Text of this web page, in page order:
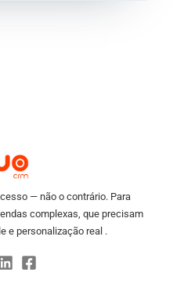
— não o contrário. Para
complexas, que precisam
e personalização real .